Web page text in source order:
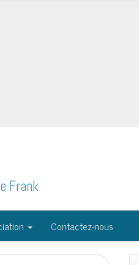
Frank
Contactez-nous